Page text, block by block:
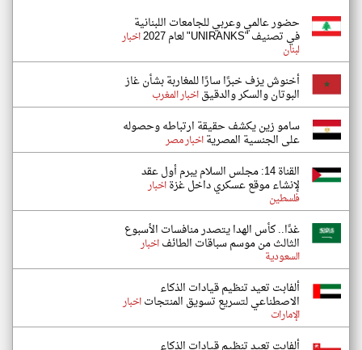
حضور عالمي وعربي للجامعات اللبنانية
في تصنيف "UNIRANKS" لعام 2027 اخبار
لبنان
أخنوش يزف خبرًا سارًا للمغاربة بشأن غاز
البوتان والسكر والدقيقاخبار المغرب
سامو زين يكشف حقيقة ارتباطه وحصوله
على الجنسية المصريةاخبار مصر
القناة 14: مجلس السلام يبرم أول عقد
لإنشاء موقع عسكري داخل غزةاخبار
فلسطين
غدًا.. كأس الهدا يتصدر منافسات الأسبوع
الثالث من موسم سباقات الطائفاخبار
السعودية
ألفابت تعيد تنظيم قيادات الذكاء
الاصطناعي لتسريع تسويق المنتجاتاخبار
الإمارات